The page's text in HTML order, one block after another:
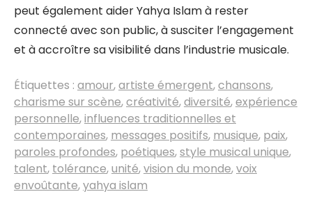
peut également aider Yahya Islam à rester
connecté avec son public, à susciter l’engagement
et à accroître sa visibilité dans l’industrie musicale.
Étiquettes : amour,artiste émergent,chansons,
charisme sur scène,créativité,diversité,expérience
personnelle,influences traditionnelles et
contemporaines, messages positifs, musique, paix,
paroles profondes, poétiques,style musical unique,
talent, tolérance,unité,vision du monde,voix
envoûtante,yahya islam